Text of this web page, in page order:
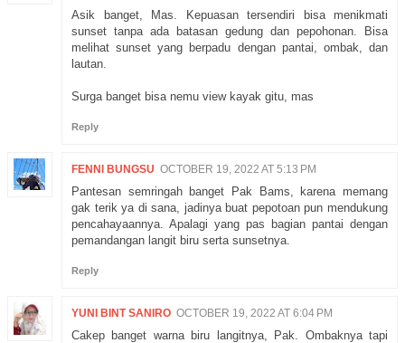
Asik banget, Mas. Kepuasan tersendiri bisa menikmati
sunset tanpa ada batasan gedung dan pepohonan. Bisa
melihat sunset yang berpadu dengan pantai, ombak, dan
lautan.
Surga banget bisa nemu view kayak gitu, mas
Reply
FENNI BUNGSU OCTOBER 19, 2022 AT 5:13 PM
Pantesan semringah banget Pak Bams, karena memang
gak terik ya di sana, jadinya buat pepotoan pun mendukung
pencahayaannya. Apalagi yang pas bagian pantai dengan
pemandangan langit biru serta sunsetnya.
Reply
YUNI BINT SANIRO OCTOBER 19, 2022 AT 6:04 PM
Cakep banget warna biru langitnya, Pak. Ombaknya tapi